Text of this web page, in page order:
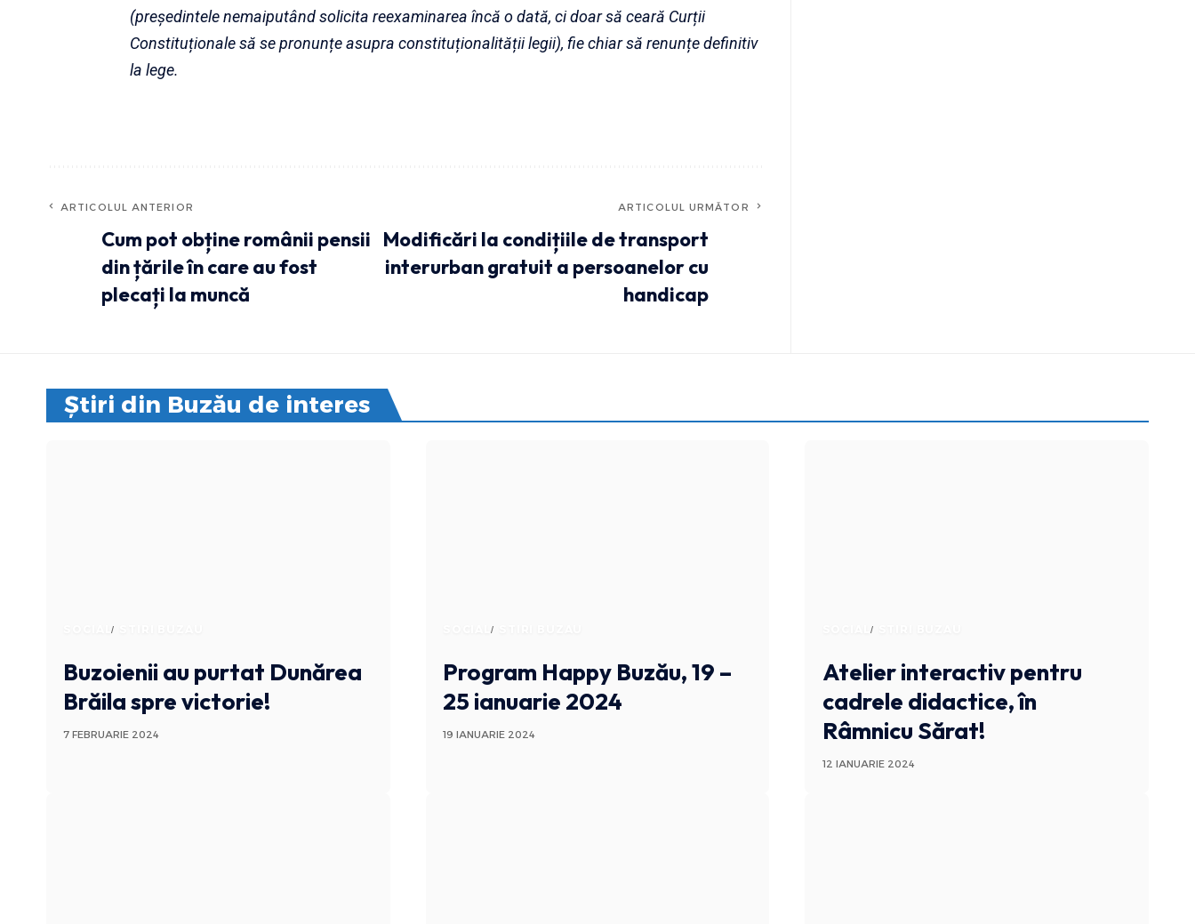
(președintele nemaiputând solicita reexaminarea încă o dată, ci doar să ceară Curții
Constituționale să se pronunțe asupra constituționalității legii), fie chiar să renunțe definitiv
la lege.
ARTICOLUL ANTERIOR
Cum pot obține românii pensii
din țările în care au fost
plecați la muncă
ARTICOLUL URMĂTOR
Modificări la condițiile de transport
interurban gratuit a persoanelor cu
handicap
Știri din Buzău de interes
SOCIAL
Buzoienii au purtat Dunărea
Brăila spre victorie!
7 FEBRUARIE 2024
SOCIAL
Program Happy Buzău, 19 –
25 ianuarie 2024
19 IANUARIE 2024
SOCIAL
Atelier interactiv pentru
cadrele didactice, în
Râmnicu Sărat!
12 IANUARIE 2024